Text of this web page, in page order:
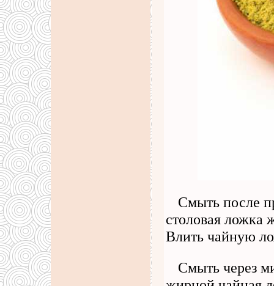
Смыть после
столовая ложка
Влить чайную
Смыть через